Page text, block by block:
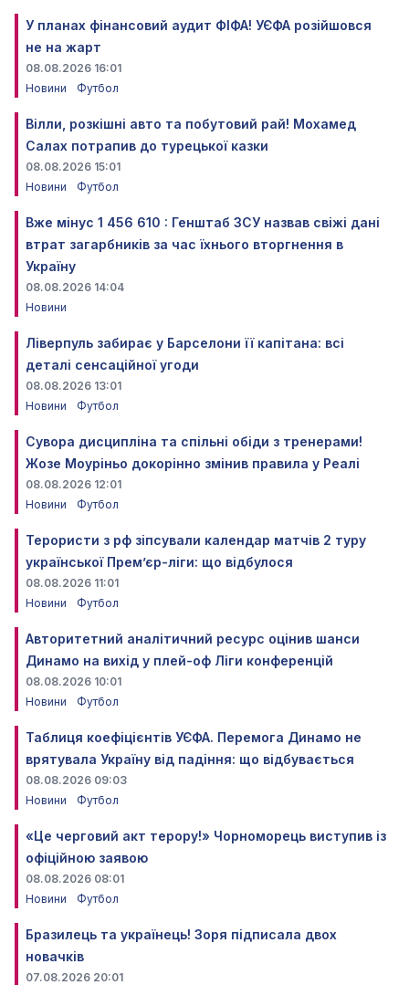
У планах фінансовий аудит ФІФА! УЄФА розійшовся
не на жарт
08.08.2026 16:01
Новини
Футбол
Вілли, розкішні авто та побутовий рай! Мохамед
Салах потрапив до турецької казки
08.08.2026 15:01
Новини
Футбол
Вже мінус 1 456 610 : Генштаб ЗСУ назвав свіжі дані
втрат загарбників за час їхнього вторгнення в
Україну
08.08.2026 14:04
Новини
Ліверпуль забирає у Барселони її капітана: всі
деталі сенсаційної угоди
08.08.2026 13:01
Новини
Футбол
Сувора дисципліна та спільні обіди з тренерами!
Жозе Моуріньо докорінно змінив правила у Реалі
08.08.2026 12:01
Новини
Футбол
Терористи з рф зіпсували календар матчів 2 туру
української Прем’єр-ліги: що відбулося
08.08.2026 11:01
Новини
Футбол
Авторитетний аналітичний ресурс оцінив шанси
Динамо на вихід у плей-оф Ліги конференцій
08.08.2026 10:01
Новини
Футбол
Таблиця коефіцієнтів УЄФА. Перемога Динамо не
врятувала Україну від падіння: що відбувається
08.08.2026 09:03
Новини
Футбол
«Це черговий акт терору!» Чорноморець виступив із
офіційною заявою
08.08.2026 08:01
Новини
Футбол
Бразилець та українець! Зоря підписала двох
новачків
07.08.2026 20:01